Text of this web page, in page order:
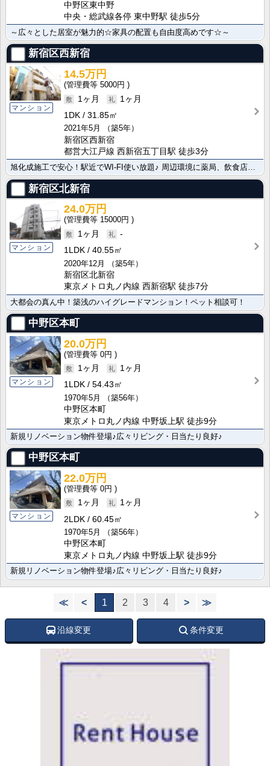
中野区東中野
中央・総武線各停 東中野駅 徒歩5分
～広々とした居室が魅力的☆家具の配置も自由度高めです☆～
新宿区西新宿
マンション
14.5万円
5000円
1ヶ月
1ヶ月
1DK
31.85㎡
2021年5月
（築5年）
新宿区西新宿
都営大江戸線 西新宿五丁目駅 徒歩3分
新宿区北新宿
マンション
24.0万円
15000円
1ヶ月
-
1LDK
40.55㎡
2020年12月
（築5年）
新宿区北新宿
東京メトロ丸ノ内線 西新宿駅 徒歩7分
大都会の真ん中！築浅のハイグレードマンション！ペット相談可！
中野区本町
マンション
20.0万円
0円
1ヶ月
1ヶ月
1LDK
54.43㎡
1970年5月
（築56年）
中野区本町
東京メトロ丸ノ内線 中野坂上駅 徒歩9分
新規リノベーション物件登場♪広々リビング・日当たり良好♪
中野区本町
マンション
22.0万円
0円
1ヶ月
1ヶ月
2LDK
60.45㎡
1970年5月
（築56年）
中野区本町
東京メトロ丸ノ内線 中野坂上駅 徒歩9分
新規リノベーション物件登場♪広々リビング・日当たり良好♪
≪ < 1 2 3 4 > ≫
沿線変更 条件変更